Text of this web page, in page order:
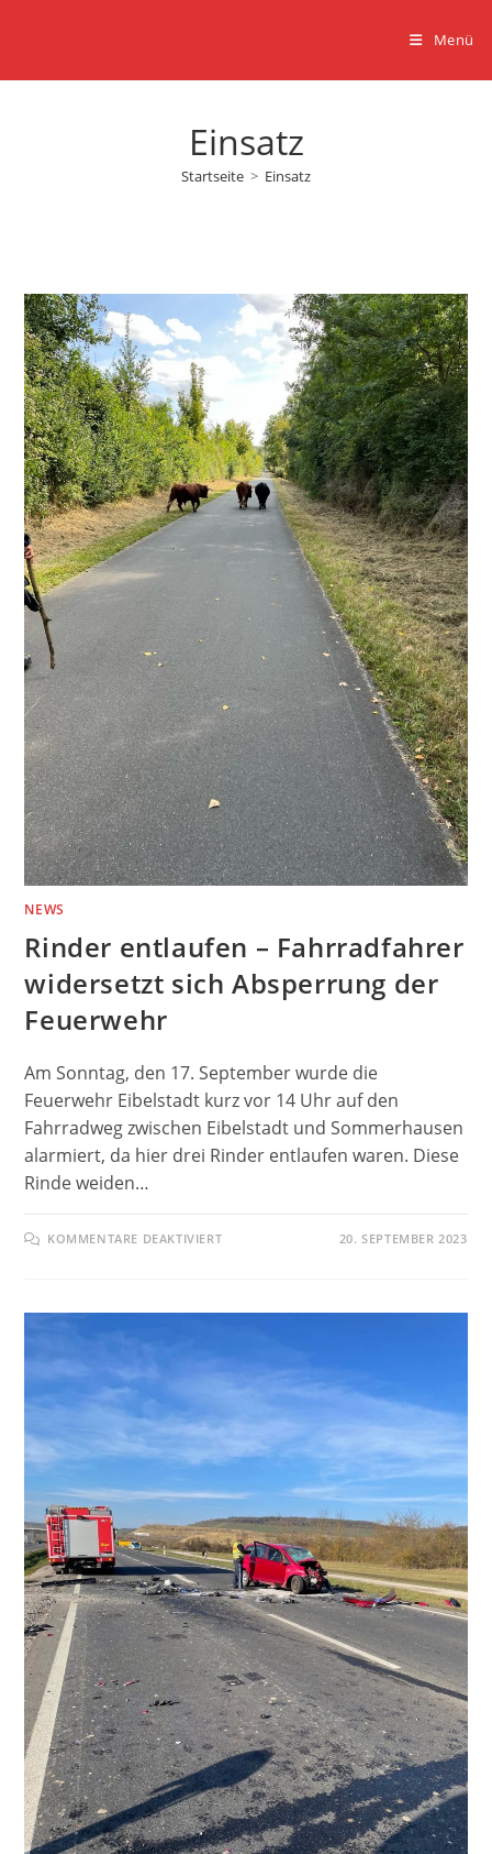
Menü
Einsatz
Startseite > Einsatz
NEWS
Rinder entlaufen – Fahrradfahrer
widersetzt sich Absperrung der
Feuerwehr
Am Sonntag, den 17. September wurde die
Feuerwehr Eibelstadt kurz vor 14 Uhr auf den
Fahrradweg zwischen Eibelstadt und Sommerhausen
alarmiert, da hier drei Rinder entlaufen waren. Diese
Rinde weiden…
KOMMENTARE DEAKTIVIERTFÜR
WIDERSETZT
FEUERWEHR
20. SEPTEMBER 2023